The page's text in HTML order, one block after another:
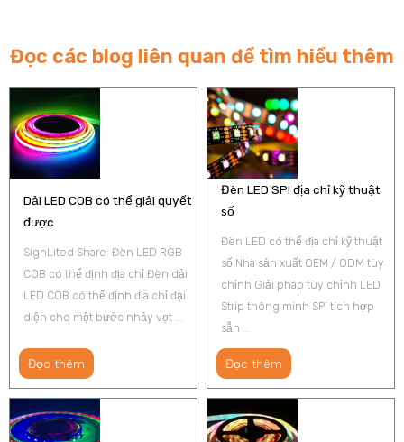
Đọc các blog liên quan để tìm hiểu thêm
Dải LED COB có thể giải quyết
được
SignLited Share: Đèn LED RGB
COB có thể định địa chỉ Đèn dải
LED COB có thể định địa chỉ đại
diện cho một bước nhảy vọt ...
Đọc thêm
Đèn LED SPI địa chỉ kỹ thuật
số
Đèn LED có thể địa chỉ kỹ thuật
số Nhà sản xuất OEM / ODM tùy
chỉnh Giải pháp tùy chỉnh LED
Strip thông minh SPI tích hợp
sẵn ...
Đọc thêm